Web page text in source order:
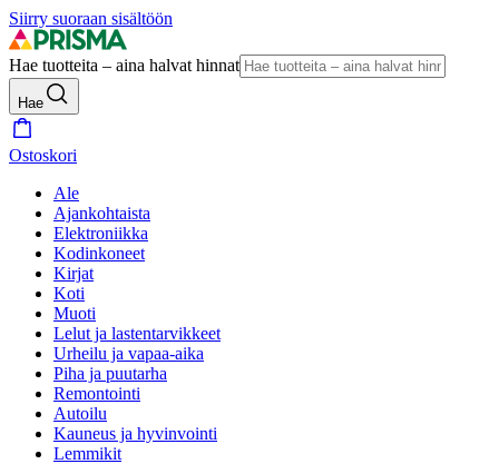
Siirry suoraan sisältöön
Hae tuotteita – aina halvat hinnat
Hae
Ostoskori
Ale
Ajankohtaista
Elektroniikka
Kodinkoneet
Kirjat
Koti
Muoti
Lelut ja lastentarvikkeet
Urheilu ja vapaa-aika
Piha ja puutarha
Remontointi
Autoilu
Kauneus ja hyvinvointi
Lemmikit